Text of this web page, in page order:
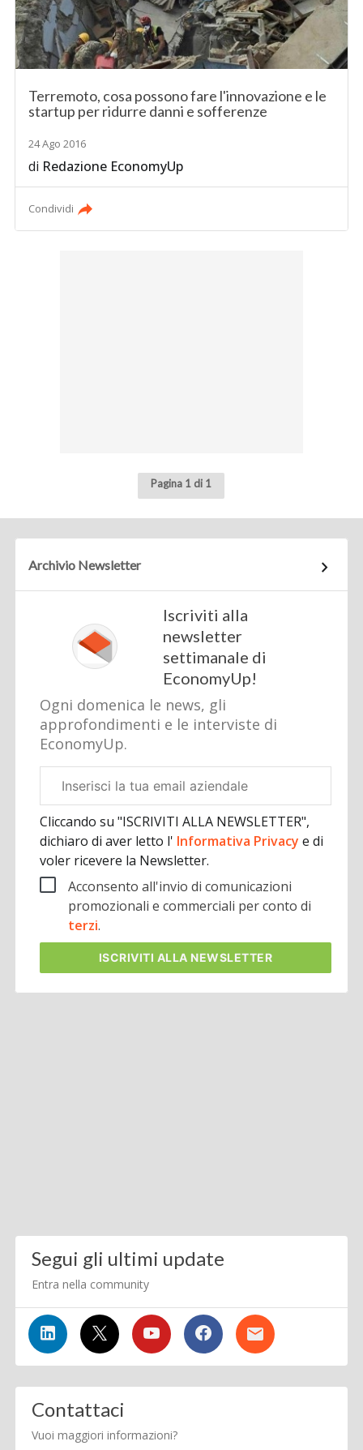
Terremoto, cosa possono fare l'innovazione e le
startup per ridurre danni e sofferenze
24 Ago 2016
di Redazione EconomyUp
Condividi
Pagina 1 di 1
Archivio Newsletter
Iscriviti alla
newsletter
settimanale di
EconomyUp!
Ogni domenica le news, gli
approfondimenti e le interviste di
EconomyUp.
aziendale
Cliccando su "ISCRIVITI ALLA NEWSLETTER",
dichiaro di aver letto l' Informativa Privacye di
voler ricevere la Newsletter.
Acconsento all'invio di comunicazioni
promozionali e commerciali per conto di
terzi.
ISCRIVITI ALLA NEWSLETTER
Segui gli ultimi update
Entra nella community
Contattaci
Vuoi maggiori informazioni?